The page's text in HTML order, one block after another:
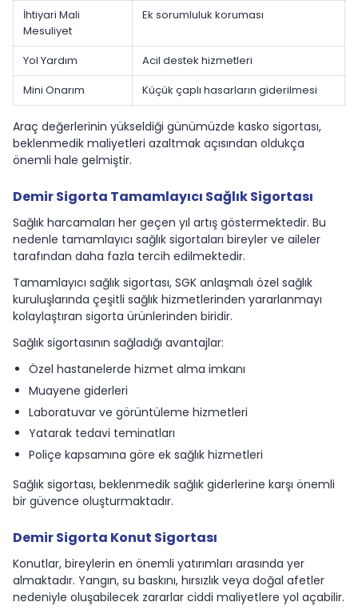
İhtiyari Mali
Mesuliyet
Ek sorumluluk koruması
Yol Yardım
Acil destek hizmetleri
Mini Onarım
Küçük çaplı hasarların giderilmesi
Araç değerlerinin yükseldiği günümüzde kasko sigortası,
beklenmedik maliyetleri azaltmak açısından oldukça
önemli hale gelmiştir.
Demir Sigorta Tamamlayıcı Sağlık Sigortası
Sağlık harcamaları her geçen yıl artış göstermektedir. Bu
nedenle tamamlayıcı sağlık sigortaları bireyler ve aileler
tarafından daha fazla tercih edilmektedir.
Tamamlayıcı sağlık sigortası, SGK anlaşmalı özel sağlık
kuruluşlarında çeşitli sağlık hizmetlerinden yararlanmayı
kolaylaştıran sigorta ürünlerinden biridir.
Sağlık sigortasının sağladığı avantajlar:
Özel hastanelerde hizmet alma imkanı
Muayene giderleri
Laboratuvar ve görüntüleme hizmetleri
Yatarak tedavi teminatları
Poliçe kapsamına göre ek sağlık hizmetleri
Sağlık sigortası, beklenmedik sağlık giderlerine karşı önemli
bir güvence oluşturmaktadır.
Demir Sigorta Konut Sigortası
Konutlar, bireylerin en önemli yatırımları arasında yer
almaktadır. Yangın, su baskını, hırsızlık veya doğal afetler
nedeniyle oluşabilecek zararlar ciddi maliyetlere yol açabilir.